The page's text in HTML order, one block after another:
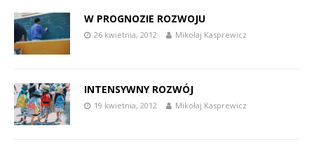
W PROGNOZIE ROZWOJU
26 kwietnia, 2012 Mikołaj Kasprewicz
INTENSYWNY ROZWÓJ
19 kwietnia, 2012 Mikołaj Kasprewicz